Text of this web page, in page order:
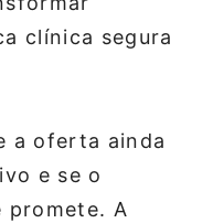
clínica segura
a oferta ainda
e se o
promete. A